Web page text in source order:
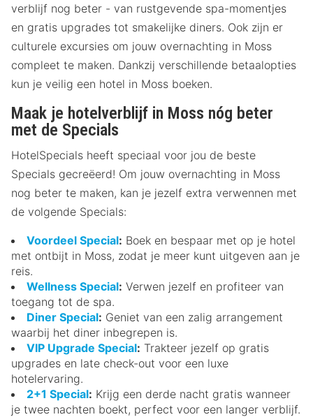
verblijf nog beter - van rustgevende spa-momentjes
en gratis upgrades tot smakelijke diners. Ook zijn er
culturele excursies om jouw overnachting in Moss
compleet te maken. Dankzij verschillende betaalopties
kun je veilig een hotel in Moss boeken.
Maak je hotelverblijf in Moss nóg beter
met de Specials
HotelSpecials heeft speciaal voor jou de beste
Specials gecreëerd! Om jouw overnachting in Moss
nog beter te maken, kan je jezelf extra verwennen met
de volgende Specials:
Voordeel Special: Boek en bespaar met op je hotel
met ontbijt in Moss, zodat je meer kunt uitgeven aan je
reis.
Wellness Special: Verwen jezelf en profiteer van
toegang tot de spa.
Diner Special: Geniet van een zalig arrangement
waarbij het diner inbegrepen is.
VIP Upgrade Special: Trakteer jezelf op gratis
upgrades en late check-out voor een luxe
hotelervaring.
2+1 Special: Krijg een derde nacht gratis wanneer
je twee nachten boekt, perfect voor een langer verblijf.